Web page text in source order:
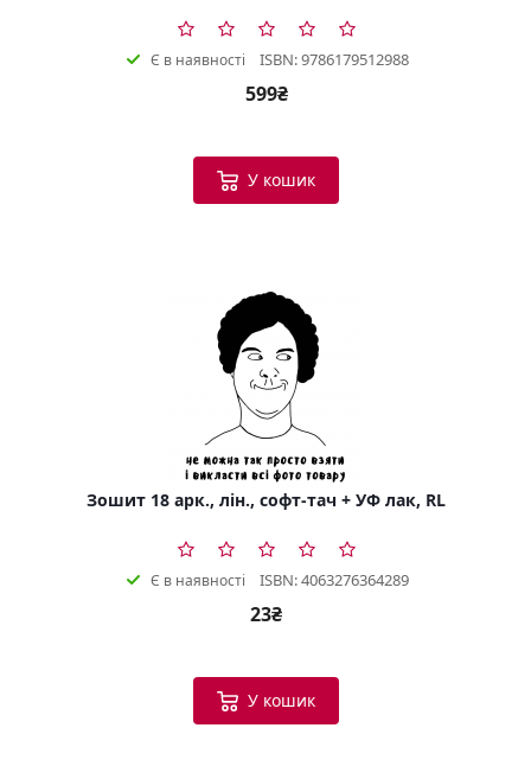
Є в наявності ISBN: 9786179512988
599₴
У кошик
Зошит 18 арк., лін., софт-тач + УФ лак, RL
Є в наявності ISBN: 4063276364289
23₴
У кошик